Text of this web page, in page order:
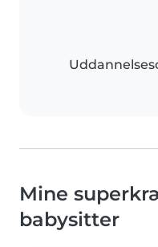
Mine
babysitter